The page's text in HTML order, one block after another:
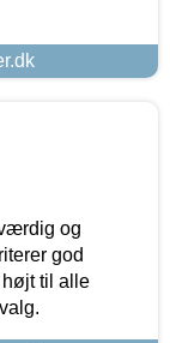
og
god
højt til alle